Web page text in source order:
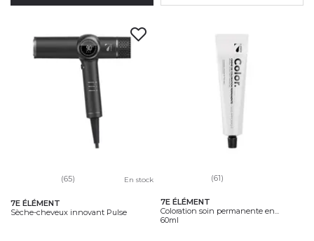
(65) En stock
7E ÉLÉMENT
Sèche-cheveux innovant Pulse
(61)
7E ÉLÉMENT
Coloration soin permanente en...
60ml